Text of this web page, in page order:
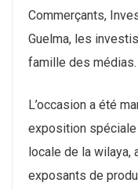
Commerçants,
Guelma, les
famille des médias.
L’occasion a été
exposition
locale de la wilaya,
exposants de